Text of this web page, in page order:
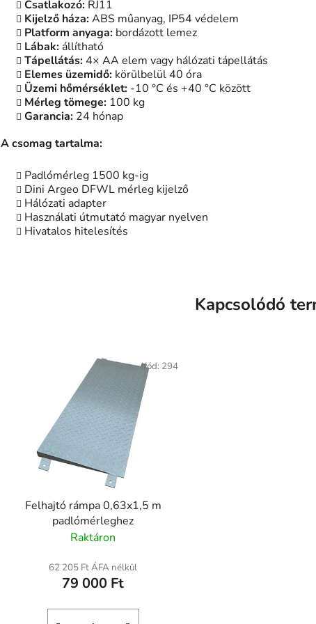
Csatlakozó: RJ11
Kijelző háza:ABS műanyag, IP54 védelem
Platform anyaga: bordázott lemez
Lábak: állítható
Tápellátás: 4× AA elem vagy hálózati tápellátás
Elemes üzemidő: körülbelül 40 óra
Üzemi hőmérséklet: -10 °C és +40 °C között
Mérleg tömege: 100 kg
Garancia: 24 hónap
A csomag tartalma:
Padlómérleg 1500 kg-ig
Dini Argeo DFWL mérleg kijelző
Hálózati adapter
Használati útmutató magyar nyelven
Hivatalos hitelesítés
Kapcsolódó
Felhajtó rámpa 0,63x1,5 m
padlómérleghez
Raktáron
62 205 Ft ÁFA nélkül
79 000 Ft
Kód: 294